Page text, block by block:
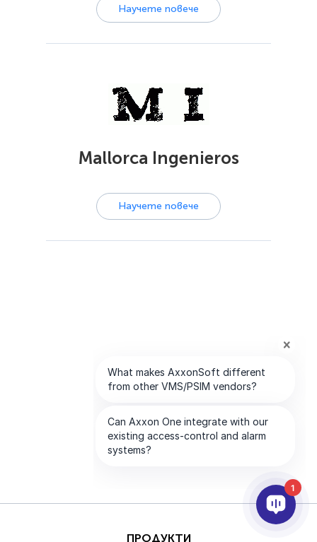
Научете повече
Mallorca Ingenieros
Научете повече
ПРОДУКТИ
1